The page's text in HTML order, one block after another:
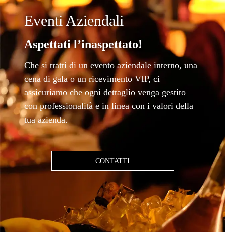
Eventi Aziendali
Aspettati l’inaspettato!
Che si tratti di un evento aziendale interno, una
cena di gala o un ricevimento VIP, ci
assicuriamo che ogni dettaglio venga gestito
con professionalità e in linea con i valori della
tua azienda.
CONTATTI